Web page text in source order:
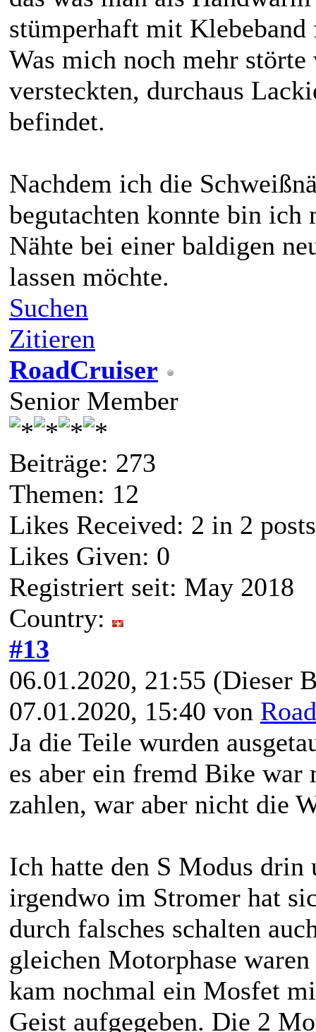
stümperhaft mit
Was mich noch mehr störte
versteckten, durchaus
befindet.
Nachdem ich die
begutachten konnte bin
Nähte bei einer baldigen
lassen möchte.
Suchen
Zitieren
RoadCruiser
Senior Member
Beiträge: 273
Themen: 12
Likes Received: 2 in 2 posts
Likes Given: 0
Registriert seit: May 2018
Country:
#13
06.01.2020, 21:55 (Dieser
07.01.2020, 15:40 von
Ja die Teile wurden
es aber ein fremd Bike war
zahlen, war aber nicht die
Ich hatte den S Modus drin
irgendwo im Stromer hat
durch falsches schalten
gleichen Motorphase
kam nochmal ein Mosfet
Geist aufgegeben. Die 2